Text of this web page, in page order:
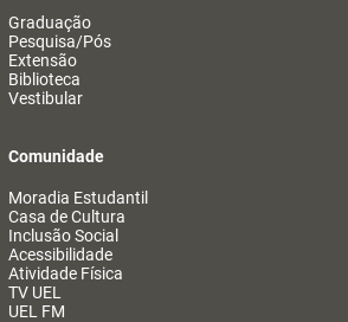
Graduação
Pesquisa/Pós
Extensão
Biblioteca
Vestibular
Comunidade
Moradia Estudantil
Casa de Cultura
Inclusão Social
Acessibilidade
Atividade Física
TV UEL
UEL FM